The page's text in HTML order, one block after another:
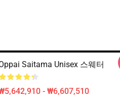
Saitama Unisex 스웨터
- ₩6,607,510